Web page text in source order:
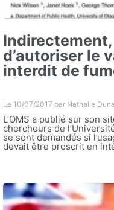
Indirectement,
d’autoriser le
interdit de
Le 10/07/2017 par Nathalie
L’OMS a publié sur son
chercheurs de
se sont demandés si
devait être proscrit en